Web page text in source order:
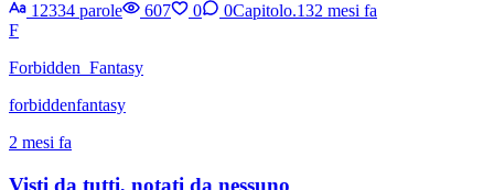
12334 parole
607 0 0Capitolo.132 mesi fa
F
Forbidden_Fantasy
forbiddenfantasy
2 mesi fa
Visti da tutti, notati da nessuno